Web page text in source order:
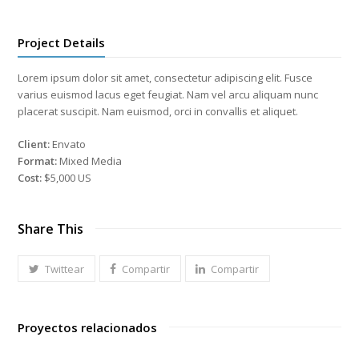
Project Details
Lorem ipsum dolor sit amet, consectetur adipiscing elit. Fusce
varius euismod lacus eget feugiat. Nam vel arcu aliquam nunc
placerat suscipit. Nam euismod, orci in convallis et aliquet.
Client: Envato
Format: Mixed Media
Cost: $5,000 US
Share This
Twittear Compartir Compartir
Proyectos relacionados